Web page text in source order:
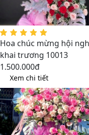
Hoa chúc mừng hội
khai trương 10013
1.500.000đ
Xem chi tiết